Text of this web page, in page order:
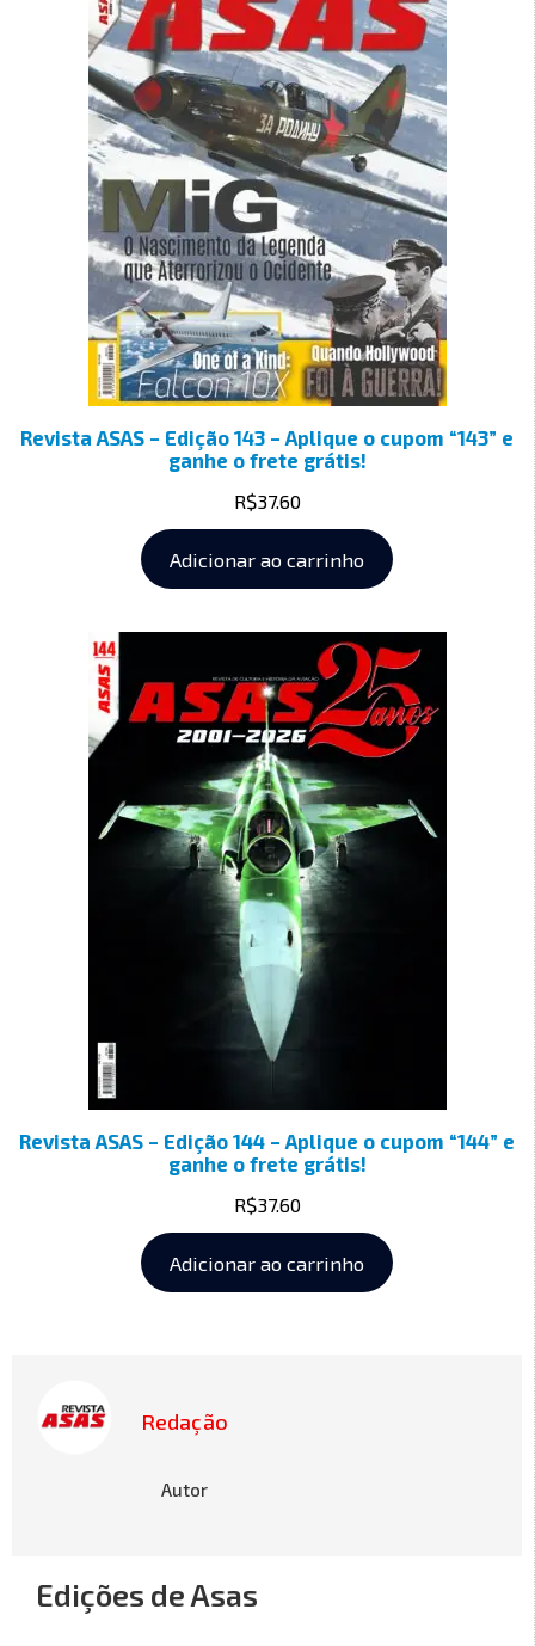
Revista ASAS – Edição 143 – Aplique o cupom “143” e
ganhe o frete grátis!
R$37.60
Adicionar ao carrinho
Revista ASAS – Edição 144 – Aplique o cupom “144” e
ganhe o frete grátis!
R$37.60
Adicionar ao carrinho
Redação
Autor
Edições de Asas